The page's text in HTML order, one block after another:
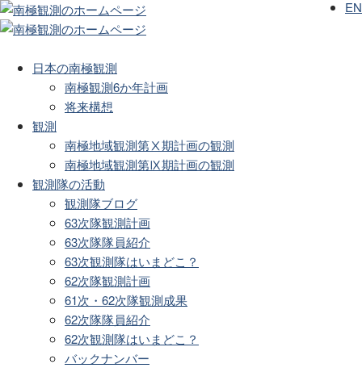
日本の南極観測
南極観測6か年計画
将来構想
観測
南極地域観測第Ⅹ期計画の観測
南極地域観測第Ⅸ期計画の観測
観測隊の活動
観測隊ブログ
63次隊観測計画
63次隊隊員紹介
63次観測隊はいまどこ？
62次隊観測計画
61次・62次隊観測成果
62次隊隊員紹介
62次観測隊はいまどこ？
バックナンバー
EN